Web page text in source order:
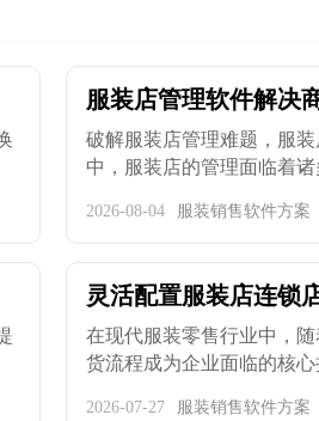
服装店管理软件解决
破解服装店管理难题，服
中，服装店的管理面临着诸
2026-08-04 服装销售软件方案
灵活配置服装店连锁
在现代服装零售行业中，
货流程成为企业面临的核心
2026-07-27 服装销售软件方案